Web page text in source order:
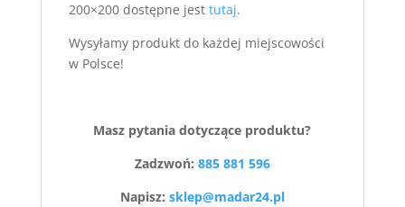
200×200 dostępne jest tutaj.
Wysyłamy produkt do każdej miejscowości
w Polsce!
Masz pytania dotyczące produktu?
Zadzwoń: 885 881 596
Napisz: sklep@madar24.pl